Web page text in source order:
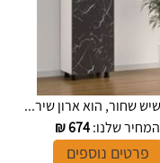
המחיר שלנו:674
₪
פרטים נוספים